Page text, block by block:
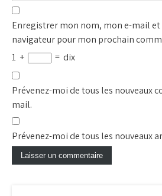
Enregistrer mon nom, mon e-mail
navigateur pour mon prochain
1 + = dix
Prévenez-moi de tous les nouveaux
mail.
Prévenez-moi de tous les nouveaux